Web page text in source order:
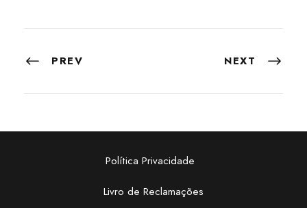
PREV NEXT
Política Privacidade
Livro de Reclamações